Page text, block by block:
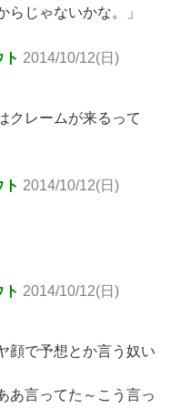
じゃないかな。」
2014/10/12(日)
クレームが来るって
2014/10/12(日)
2014/10/12(日)
顔で予想とか言う奴い
あ言ってた～こう言っ